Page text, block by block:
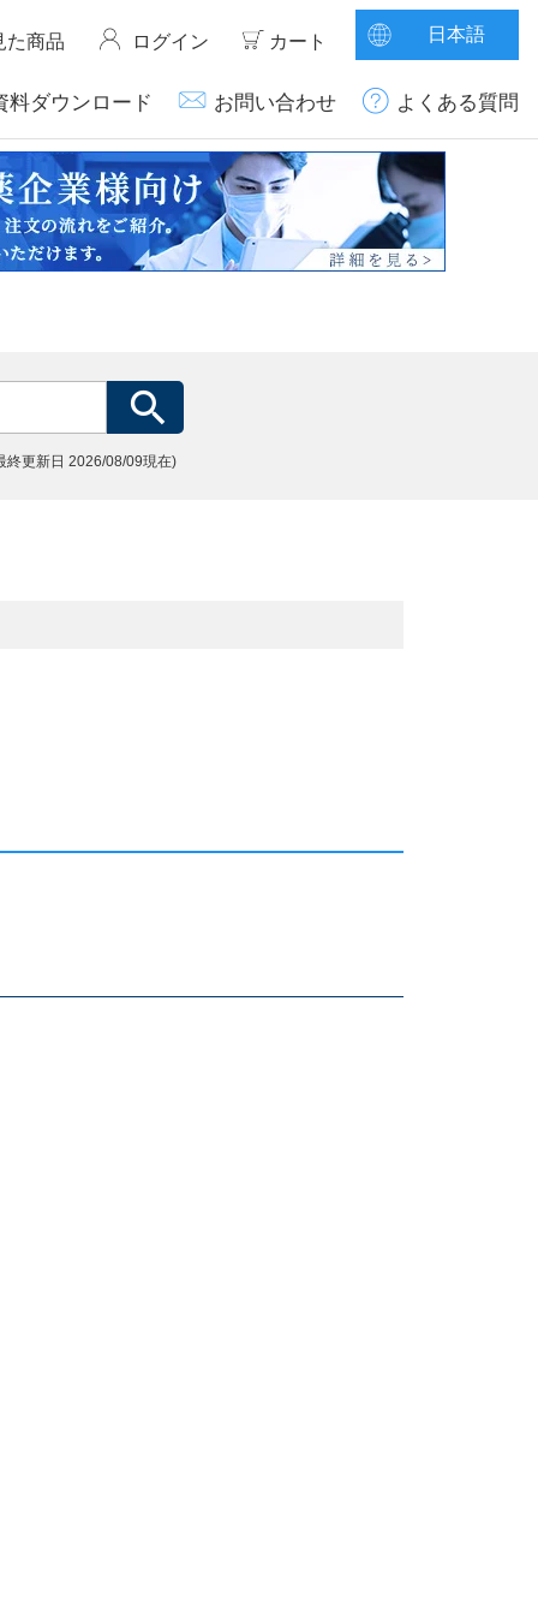
た商品 ログイン カート 日本語
料ダウンロード お問い合わせ よくある質問
終更新日 2026/08/09現在)